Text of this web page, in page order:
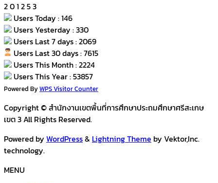
201 253
Users Today : 146
Users Yesterday : 330
Users Last 7 days : 2069
Users Last 30 days : 7615
Users This Month : 2224
Users This Year : 53857
Powered ByWPS Visitor Counter
Copyright © สำนักงานเขตพื้นที่การศึกษาประถมศึกษาศรีสะเกษ
เขต 3 All Rights Reserved.
Powered by WordPress& Lightning Theme by Vektor,Inc.
technology.
MENU